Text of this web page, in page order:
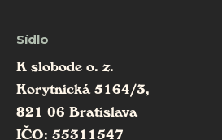
Sídlo
K slobode o. z.
Korytnická 5164/3,
821 06 Bratislava
IČO: 55311547